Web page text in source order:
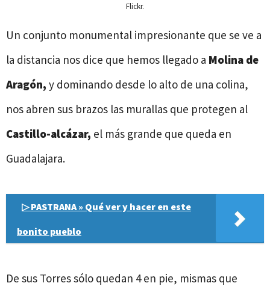
Flickr.
Un conjunto monumental impresionante que se ve a
la distancia nos dice que hemos llegado a Molina de
Aragón, y dominando desde lo alto de una colina,
nos abren sus brazos las murallas que protegen al
Castillo-alcázar, el más grande que queda en
Guadalajara.
▷ PASTRANA » Qué ver y hacer en este
bonito pueblo
De sus Torres sólo quedan 4 en pie, mismas que